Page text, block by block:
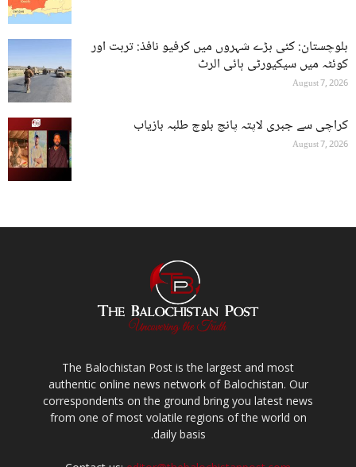
بلوچستان: کئی بڑے شہروں میں کرفیو نافذ: تربت اور
کوئٹہ میں سیکیورٹی ہائی الرٹ
August 7, 2026
کراچی سے جبری لاپتہ پانچ بلوچ طلبہ بازیاب
August 7, 2026
The Balochistan Post is the largest and most
authentic online news network of Balochistan. Our
correspondents on the ground bring you latest news
from one of most volatile regions of the world on
daily basis.